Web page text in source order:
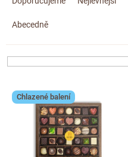
n
í
Abecedně
V Chlazené balení